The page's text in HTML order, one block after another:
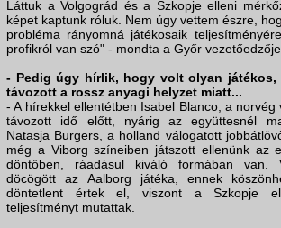
Láttuk a Volgográd és a Szkopje elleni
képet kaptunk róluk. Nem úgy vettem észre,
probléma rányomná játékosaik
profikról van szó" - mondta a Győr vezetőedzője.
- Pedig úgy hírlik, hogy volt olyan játékos,
távozott a rossz anyagi helyzet miatt...
- A hírekkel ellentétben Isabel Blanco, a norvég
távozott idő előtt, nyárig az együttesnél
Natasja Burgers, a holland válogatott
még a Viborg színeiben játszott ellenünk az
döntőben, ráadásul kiváló formában van.
döcögött az Aalborg játéka, ennek
döntetlent értek el, viszont a Szkopje
teljesítményt mutattak.